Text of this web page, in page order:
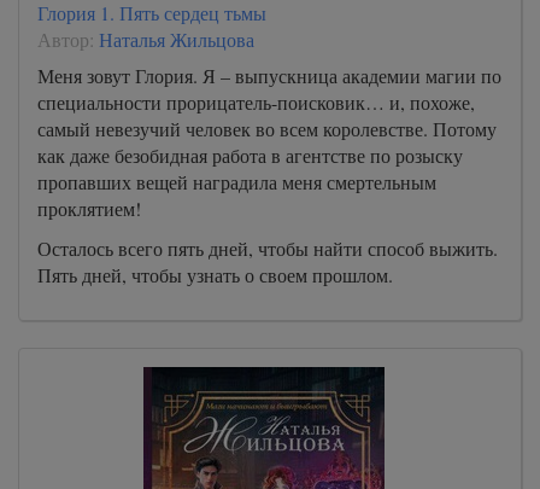
Глория 1. Пять сердец тьмы
Автор: Наталья Жильцова
Меня зовут Глория. Я – выпускница академии магии по
специальности прорицатель-поисковик… и, похоже,
самый невезучий человек во всем королевстве. Потому
как даже безобидная работа в агентстве по розыску
пропавших вещей наградила меня смертельным
проклятием!
Осталось всего пять дней, чтобы найти способ выжить.
Пять дней, чтобы узнать о своем прошлом.